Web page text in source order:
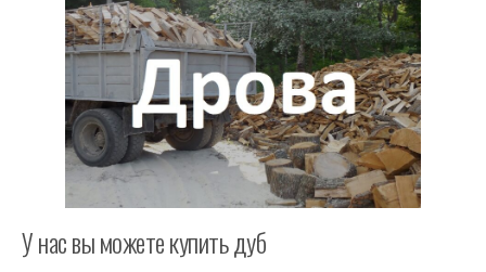
У нас вы можете купить дуб